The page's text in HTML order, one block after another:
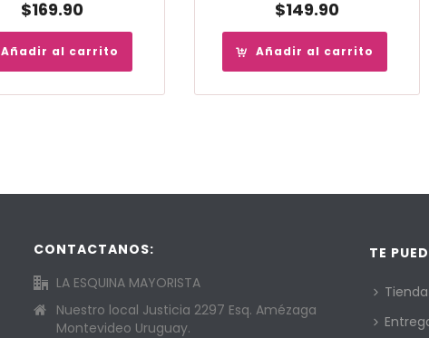
$169.90
Añadir al carrito
$149.90
Añadir al carrito
CONTACTANOS:
LA ESQUINA MAYORISTA
Nuestro local Justicia 2297 Esq. Amézaga
Montevideo Uruguay.
TE
Tienda